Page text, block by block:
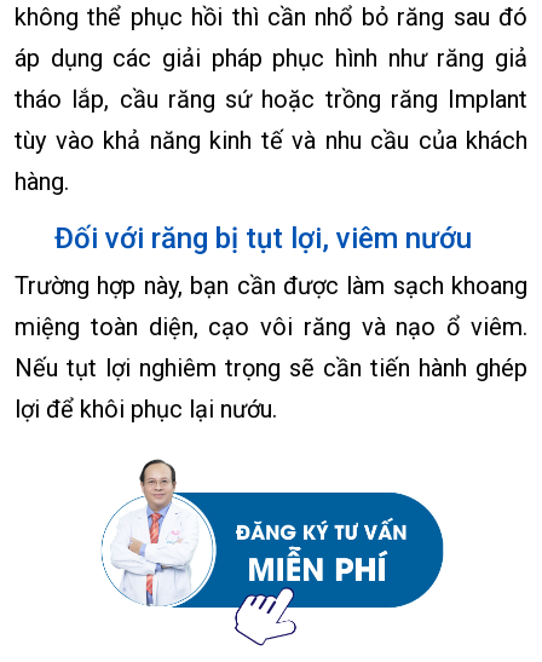
không thể phục hồi thì cần nhổ bỏ răng sau đó
áp dụng các giải pháp phục hình như răng giả
tháo lắp, cầu răng sứ hoặc trồng răng Implant
tùy vào khả năng kinh tế và nhu cầu của khách
hàng.
Đối với răng bị tụt lợi, viêm nướu
Trường hợp này, bạn cần được làm sạch khoang
miệng toàn diện, cạo vôi răng và nạo ổ viêm.
Nếu tụt lợi nghiêm trọng sẽ cần tiến hành ghép
lợi để khôi phục lại nướu.